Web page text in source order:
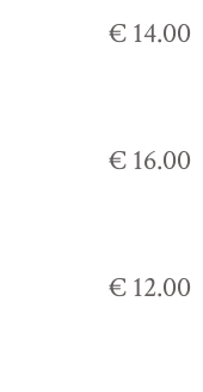
€ 14.00
€ 16.00
€ 12.00